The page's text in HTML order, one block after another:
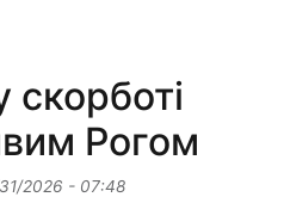
скорботі
Рогом
2026 - 07:48